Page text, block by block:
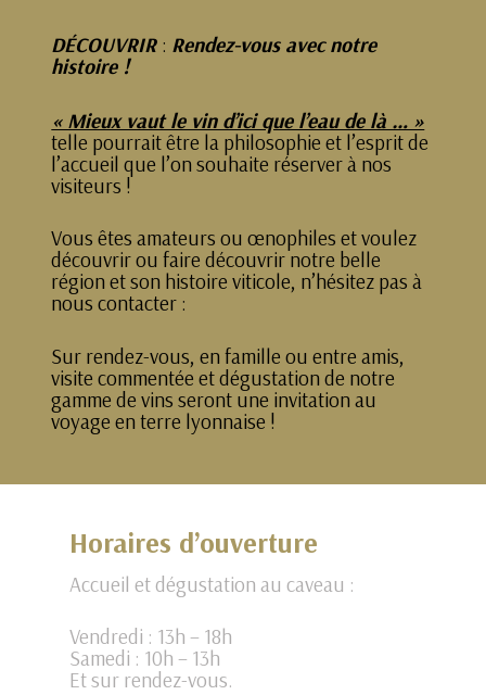
DÉCOUVRIR : Rendez-vous avec notre
histoire !
« Mieux vaut le vin d’ici que l’eau de là … »
telle pourrait être la philosophie et l’esprit de
l’accueil que l’on souhaite réserver à nos
visiteurs !
Vous êtes amateurs ou œnophiles et voulez
découvrir ou faire découvrir notre belle
région et son histoire viticole, n’hésitez pas à
nous contacter :
Sur rendez-vous, en famille ou entre amis,
visite commentée et dégustation de notre
gamme de vins seront une invitation au
voyage en terre lyonnaise !
Horaires d’ouverture
Accueil et dégustation au caveau :
Vendredi : 13h – 18h
Samedi : 10h – 13h
Et sur rendez-vous.